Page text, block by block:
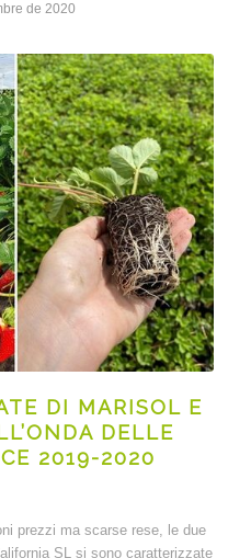
de 2020
DI MARISOL E
DELLE
2019-2020
prezzi ma scarse rese, le due
SL si sono caratterizzate